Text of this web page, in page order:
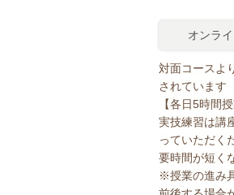
オンラ
対面コースよ
されています
【各日5時間授
実技練習は講
っていただく
要時間が短く
※授業の進み